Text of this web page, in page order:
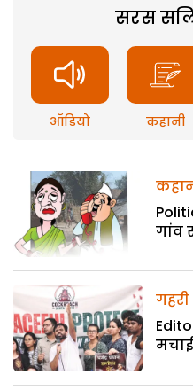
सरस
ऑडियो कहानी
गांव